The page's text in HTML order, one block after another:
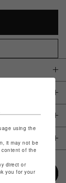
using the
it may not be
content of the
direct or
you for your